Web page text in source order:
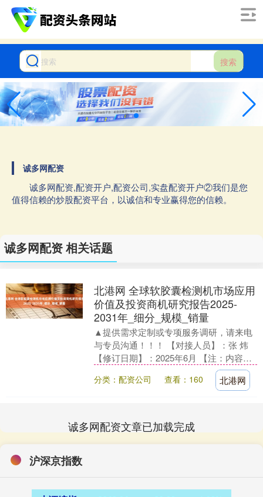
搜索
诚多网配资
诚多网配资,配资开户,配资公司,实盘配资开户②我们是您
值得信赖的炒股配资平台，以诚信和专业赢得您的信赖。
诚多网配资 相关话题
北港网 全球软胶囊检测机市场应用
价值及投资商机研究报告2025-
2031年_细分_规模_销量
▲提供需求定制或专项服务调研，请来电
与专员沟通！！！ 【对接人员】：张 炜
【修订日期】：2025年6月 【注：内容省
略，查看全文搜索智信中科研究网联系专
员】 ....
分类：配资公司 查看：160 北港网
诚多网配资文章已加载完成
沪深京指数